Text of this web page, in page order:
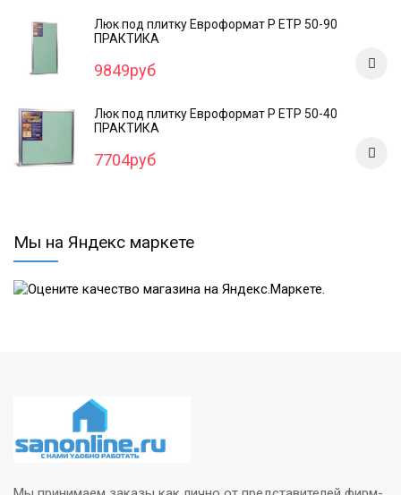
Люк под плитку Евроформат Р ЕТР 50-90
ПРАКТИКА
9849руб
Люк под плитку Евроформат Р ЕТР 50-40
ПРАКТИКА
7704руб
Мы на Яндекс маркете